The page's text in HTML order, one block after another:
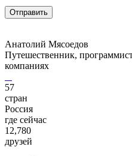
Анатолий Мясоедов
Путешественник,
компаниях
57
стран
Россия
где сейчас
12,780
друзей